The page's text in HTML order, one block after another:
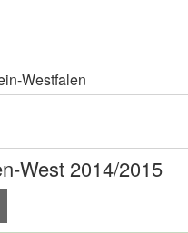
Westfalen
West 2014/2015